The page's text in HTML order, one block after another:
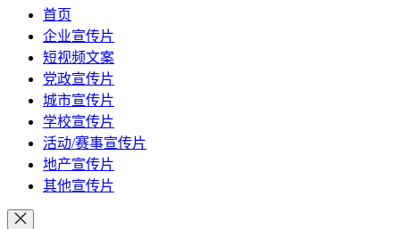
首页
企业宣传片
短视频文案
党政宣传片
城市宣传片
学校宣传片
活动/赛事宣传片
地产宣传片
其他宣传片